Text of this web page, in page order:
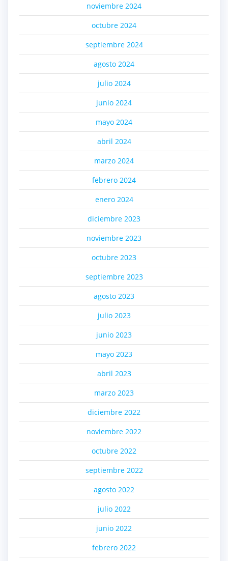
noviembre 2024
octubre 2024
septiembre 2024
agosto 2024
julio 2024
junio 2024
mayo 2024
abril 2024
marzo 2024
febrero 2024
enero 2024
diciembre 2023
noviembre 2023
octubre 2023
septiembre 2023
agosto 2023
julio 2023
junio 2023
mayo 2023
abril 2023
marzo 2023
diciembre 2022
noviembre 2022
octubre 2022
septiembre 2022
agosto 2022
julio 2022
junio 2022
febrero 2022